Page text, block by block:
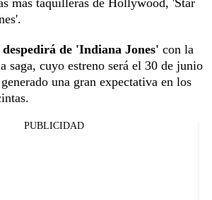
de 'Indiana Jones' con la
saga, cuyo estreno será el 30 de junio
una gran expectativa en los
PUBLICIDAD